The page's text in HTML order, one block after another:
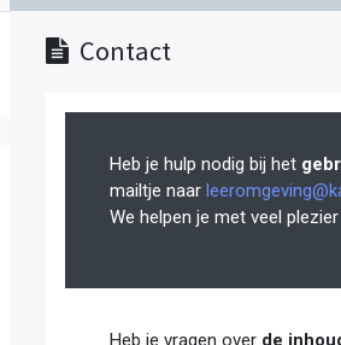
Contact
Heb je hulp nodig bij het
mailtje naar
We helpen je met veel plezier
Heb je vragen over de